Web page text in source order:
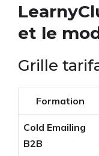
et le
Grille
Formation
Cold Emailing
B2B